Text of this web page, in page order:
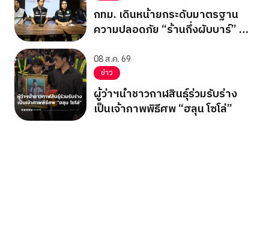
กทม. เดินหน้ายกระดับมาตรฐาน
ความปลอดภัย “ร้านกึ่งผับบาร์” ทั่ว
08 ส.ค. 69
ข่าว
ผู้ว่าฯนำชาวกาฬสินธุ์ร่วมรับร่าง
เป็นเจ้าภาพพิธีศพ “ฮลุน โซโล่”